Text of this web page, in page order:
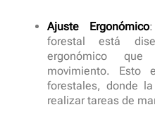
Ajuste Ergonómico:
forestal está
ergonómico
movimiento. Esto
forestales, donde
realizar tareas de